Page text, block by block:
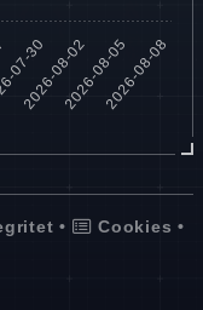
• Cookies •